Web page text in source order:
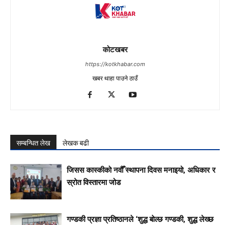
कोटखबर
https://kotkhabar.com
खबर थाहा पाउने ठाउँ
सम्बन्धित लेख लेखक बढी
जिसस कास्कीको नवौँ स्थापना दिवस मनाइयो, अधिकार र
स्रोत विस्तारमा जोड
गण्डकी प्रज्ञा प्रतिष्ठानले ‘शुद्ध बोल्छ गण्डकी, शुद्ध लेख्छ